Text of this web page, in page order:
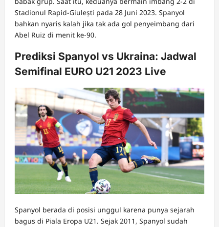
Stadionul Rapid-Giulești pada 28 Juni 2023. Spanyol
bahkan nyaris kalah jika tak ada gol penyeimbang dari
Abel Ruiz di menit ke-90.
Prediksi Spanyol vs Ukraina: Jadwal
Semifinal EURO U21 2023 Live
Spanyol berada di posisi unggul karena punya sejarah
bagus di Piala Eropa U21. Sejak 2011, Spanyol sudah